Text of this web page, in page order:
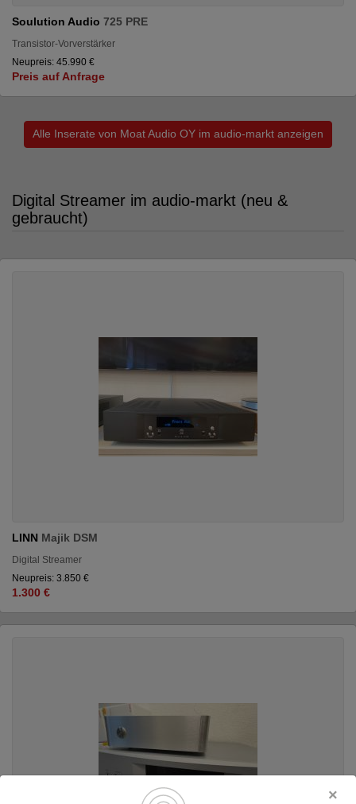
Soulution Audio 725 PRE
Transistor-Vorverstärker
Neupreis: 45.990 €
Preis auf Anfrage
Alle Inserate von Moat Audio OY im audio-markt anzeigen
Digital Streamer im audio-markt (neu &
gebraucht)
LINN Majik DSM
Digital Streamer
Neupreis: 3.850 €
1.300 €